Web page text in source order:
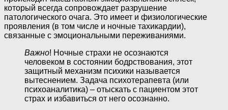
который всегда сопровождает разрушение
патологического очага. Это имеет и физиологические
проявления (в том числе и ночные тахикардии),
связанные с эмоциональными переживаниями.
Важно! Ночные страхи не осознаются
человеком в состоянии бодрствования, этот
защитный механизм психики называется
вытеснением. Задача психотерапевта (или
психоаналитика) – отыскать с пациентом этот
страх и избавиться от него осознанно.